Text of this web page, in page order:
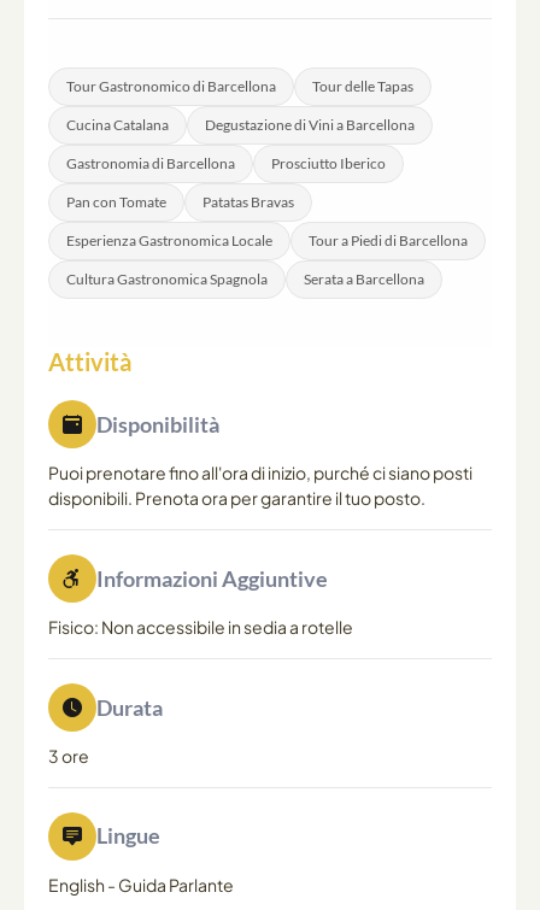
gruppo lo rende un'opportunità naturale per incontrare
altri visitatori interessati alla cultura gastronomica di
Barcellona.
Tour Gastronomico di Barcellona Tour delle Tapas
Cucina Catalana Degustazione di Vini a Barcellona
Gastronomia di Barcellona Prosciutto Iberico
Pan con Tomate Patatas Bravas
Esperienza Gastronomica Locale Tour a Piedi di Barcellona
Cultura Gastronomica Spagnola Serata a Barcellona
Attività
Disponibilità
Puoi prenotare fino all'ora di inizio, purché ci siano posti
disponibili. Prenota ora per garantire il tuo posto.
Informazioni Aggiuntive
Fisico: Non accessibile in sedia a rotelle
Durata
3 ore
Lingue
English - Guida Parlante